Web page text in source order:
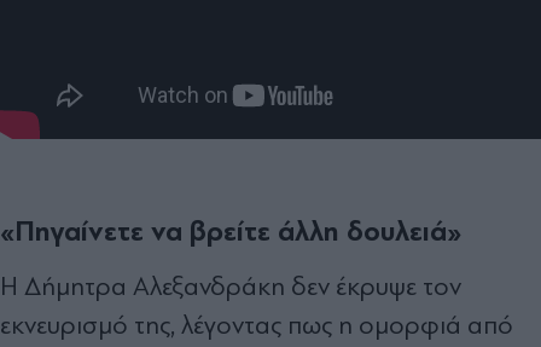
«Πηγαίνετε να βρείτε άλλη δουλειά»
Η Δήμητρα Αλεξανδράκη δεν έκρυψε τον
εκνευρισμό της, λέγοντας πως η ομορφιά από